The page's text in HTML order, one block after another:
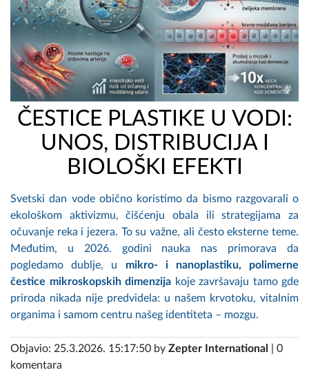
ČESTICE PLASTIKE U VODI:
UNOS, DISTRIBUCIJA I
BIOLOŠKI EFEKTI
Svetski dan vode obično koristimo da bismo razgovarali o
ekološkom aktivizmu, čišćenju obala ili strategijama za
očuvanje reka i jezera. To su važne, ali često eksterne teme.
Međutim, u 2026. godini nauka nas primorava da
pogledamo dublje, u mikro- i nanoplastiku, polimerne
čestice mikroskopskih dimenzija koje završavaju tamo gde
priroda nikada nije predvidela: u našem krvotoku, vitalnim
organima i samom centru našeg identiteta – mozgu.
Objavio: 25.3.2026. 15:17:50 by Zepter International | 0
komentara